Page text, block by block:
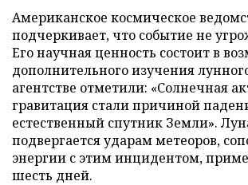
Американское космическое
подчеркивает, что событие не
Его научная ценность состоит в
дополнительного изучения
агентстве отметили: «Солнечная
гравитация стали причиной
естественный спутник Земли».
подвергается ударам метеоров,
энергии с этим инцидентом,
шесть дней.